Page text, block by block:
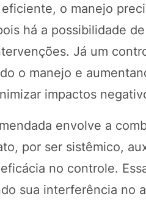
o manejo
há a possibilidade
Já um
o manejo e
impactos
envolve a
por ser sistêmico,
no controle.
sua interferência no